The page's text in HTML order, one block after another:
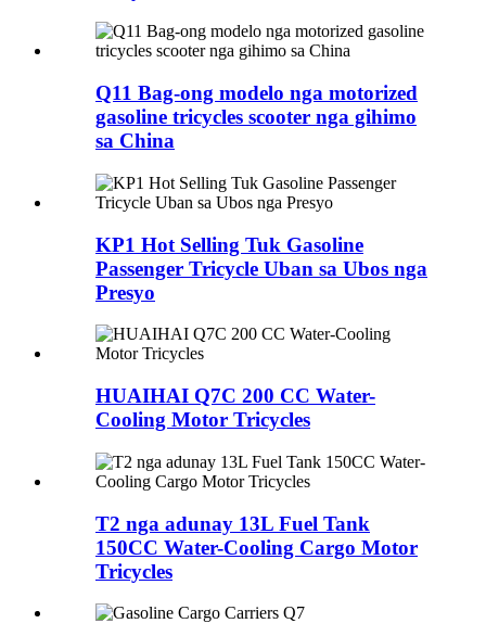
Q11 Bag-ong modelo nga motorized
gasoline tricycles scooter nga gihimo
sa China
KP1 Hot Selling Tuk Gasoline
Passenger Tricycle Uban sa Ubos nga
Presyo
HUAIHAI Q7C 200 CC Water-
Cooling Motor Tricycles
T2 nga adunay 13L Fuel Tank
150CC Water-Cooling Cargo Motor
Tricycles